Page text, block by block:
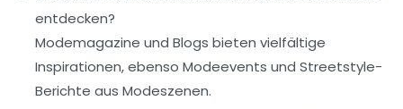
entdecken?
Modemagazine und Blogs bieten vielfältige
Inspirationen, ebenso Modeevents und Streetstyle-
Berichte aus Modeszenen.